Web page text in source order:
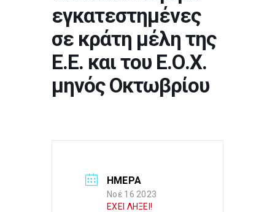
εγκατεστημένες
σε κράτη μέλη της
Ε.Ε. και του Ε.Ο.Χ.
μηνός Οκτωβρίου
ΗΜΕΡΑ
Νοέ 16 2023
ΕΧΕΙ ΛΗΞΕΙ!